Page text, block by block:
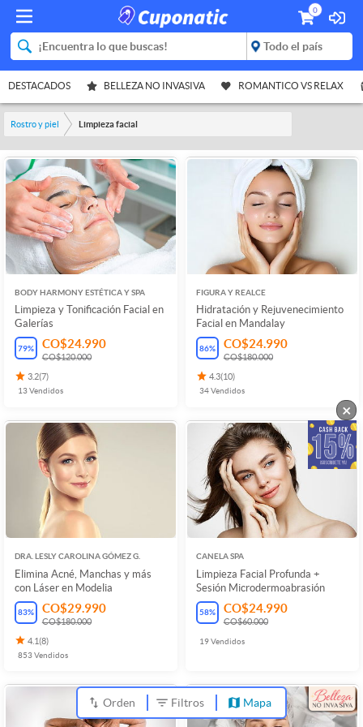
0
DESTACADOS BELLEZA NO INVASIVA ROMANTICO VS RELAX
Rostro y piel Limpieza facial
BODY HARMONY ESTÉTICA Y SPA
Limpieza y Tonificación Facial en
Galerías
79% CO$24.990
CO$120.000
3.2(7)
13Vendidos
FIGURA Y REALCE
Hidratación y Rejuvenecimiento
Facial en Mandalay
86% CO$24.990
CO$180.000
4.3(10)
34Vendidos
DRA. LESLY CAROLINA GÓMEZ G.
Elimina Acné, Manchas y más
con Láser en Modelia
83% CO$29.990
CO$180.000
4.1(8)
853Vendidos
CANELA SPA
Limpieza Facial Profunda +
Sesión Microdermoabrasión
58% CO$24.990
CO$60.000
19Vendidos
Orden Filtros Mapa
×